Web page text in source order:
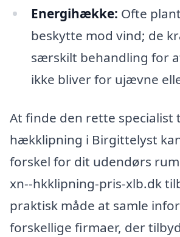
Energihække: Ofte
beskytte mod vind; de
særskilt behandling for
ikke bliver for ujævne
At finde den rette specialist
hækklipning i Birgittelyst
forskel for dit udendørs
xn--hkklipning-pris-xlb.dk
praktisk måde at samle
forskellige firmaer, der